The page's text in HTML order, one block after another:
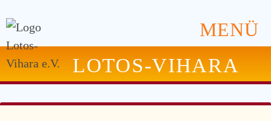
MENÜ
LOTOS-VIHARA